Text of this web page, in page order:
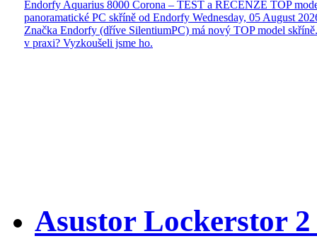
Endorfy Aquarius 8000 Corona – TEST a RECENZE TOP
panoramatické PC skříně od Endorfy Wednesday, 05 August
Značka Endorfy (dříve SilentiumPC) má nový TOP model
v praxi? Vyzkoušeli jsme ho.
Asustor Lockerstor